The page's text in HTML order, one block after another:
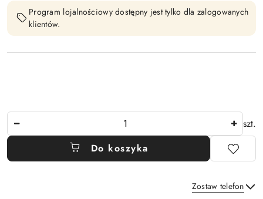
Program lojalnościowy dostępny jest tylko dla zalogowanych
klientów.
szt.
Do koszyka
Zostaw telefon